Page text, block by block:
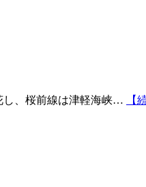
し、桜前線は津軽海峡… 【